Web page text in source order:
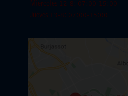
Miercoles 12-8: 07:00-15:00
Jueves 13-8: 07:00-15:00